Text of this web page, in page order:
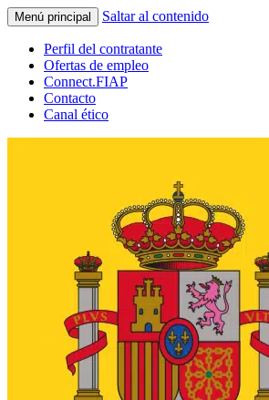
Menú principal Saltar al contenido
Perfil del contratante
Ofertas de empleo
Connect.FIAP
Contacto
Canal ético